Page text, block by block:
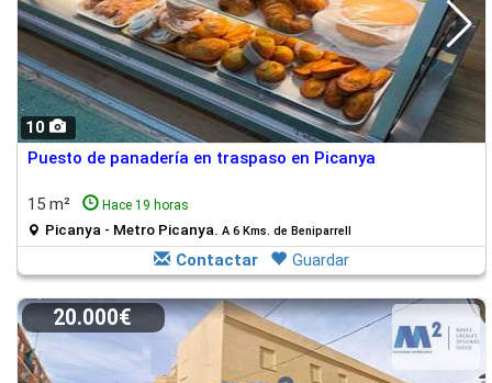
10
Puesto de panadería en traspaso en Picanya
15 m² Hace 19 horas
Picanya - Metro Picanya. A 6 Kms. de Beniparrell
Contactar Guardar
20.000€